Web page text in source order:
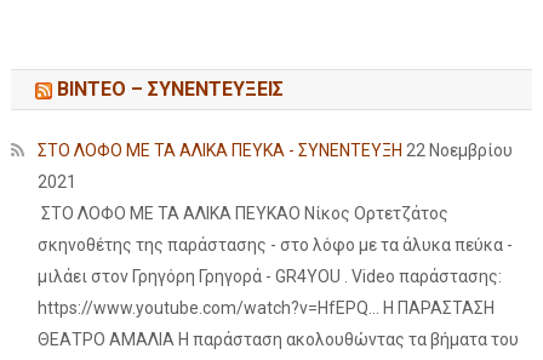
ΒΙΝΤΕΟ – ΣΥΝΕΝΤΕΥΞΕΙΣ
ΣΤΟ ΛΟΦΟ ΜΕ ΤΑ ΑΛΙΚΑ ΠΕΥΚΑ - ΣΥΝΕΝΤΕΥΞΗ 22 Νοεμβρίου
2021
ΣΤΟ ΛΟΦΟ ΜΕ ΤΑ ΑΛΙΚΑ ΠΕΥΚΑΟ Νίκος Ορτετζάτος
σκηνοθέτης της παράστασης - στο λόφο με τα άλυκα πεύκα -
μιλάει στον Γρηγόρη Γρηγορά - GR4YOU . Video παράστασης:
https://www.youtube.com/watch?v=HfEPQ... Η ΠΑΡΑΣΤΑΣΗ
ΘΕΑΤΡΟ ΑΜΑΛΙΑ Η παράσταση ακολουθώντας τα βήματα του